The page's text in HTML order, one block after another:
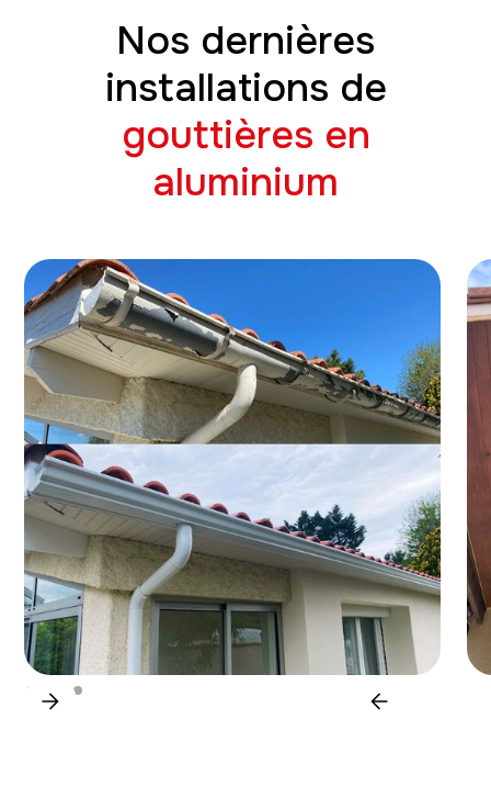
Nos dernières
installations de
gouttières en
aluminium